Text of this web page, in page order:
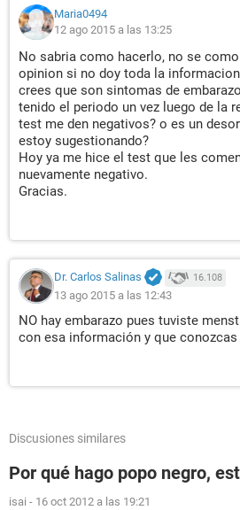
Ya compre otro test de farmacia
mañana, espero un negativo!!
Que dicen que me esta pasando?
hormonal?
Maria0494
12 ago 2015 a las 13:25
No sabria como hacerlo, no se
opinion si no doy toda la
crees que son sintomas de
tenido el periodo un vez luego de la
test me den negativos? o es un
estoy sugestionando?
Hoy ya me hice el test que les
nuevamente negativo.
Gracias.
Dr. Carlos Salinas 16.108
13 ago 2015 a las 12:43
NO hay embarazo pues tuviste
con esa información y que conozcas
Discusiones similares
Por qué hago popo negro,
isai - 16 oct 2012 a las 19:21